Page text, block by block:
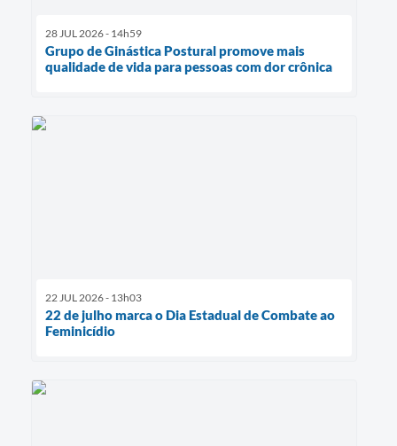
28 JUL 2026 - 14h59
Grupo de Ginástica Postural promove mais
qualidade de vida para pessoas com dor crônica
22 JUL 2026 - 13h03
22 de julho marca o Dia Estadual de Combate ao
Feminicídio